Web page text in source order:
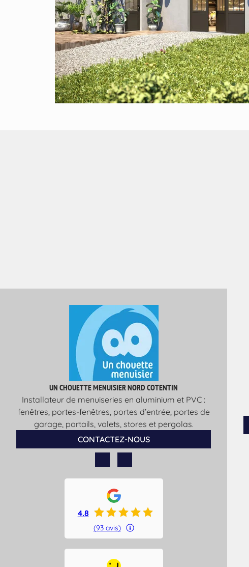
UN CHOUETTE MENUISIER NORD COTENTIN
Installateur de menuiseries en aluminium et PVC :
fenêtres, portes-fenêtres, portes d’entrée, portes de
garage, portails, volets, stores et pergolas.
CONTACTEZ-NOUS
4.8
(93 avis)